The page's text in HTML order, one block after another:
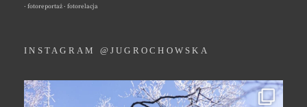
· fotoreportaż · fotorelacja
INSTAGRAM @JUGROCHOWSKA